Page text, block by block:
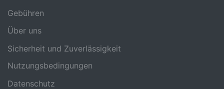
Gebühren
Über uns
Sicherheit und Zuverlässigkeit
Nutzungsbedingungen
Datenschutz